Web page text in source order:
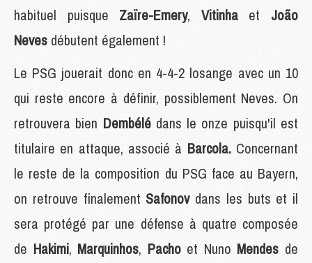
habituel puisque Zaïre-Emery, Vitinha et João
Neves débutent également !
Le PSG jouerait donc en 4-4-2 losange avec un 10
qui reste encore à définir, possiblement Neves. On
retrouvera bien Dembélé dans le onze puisqu'il est
titulaire en attaque, associé à Barcola. Concernant
le reste de la composition du PSG face au Bayern,
on retrouve finalement Safonov dans les buts et il
sera protégé par une défense à quatre composée
de Hakimi, Marquinhos, Pacho et Nuno Mendes de